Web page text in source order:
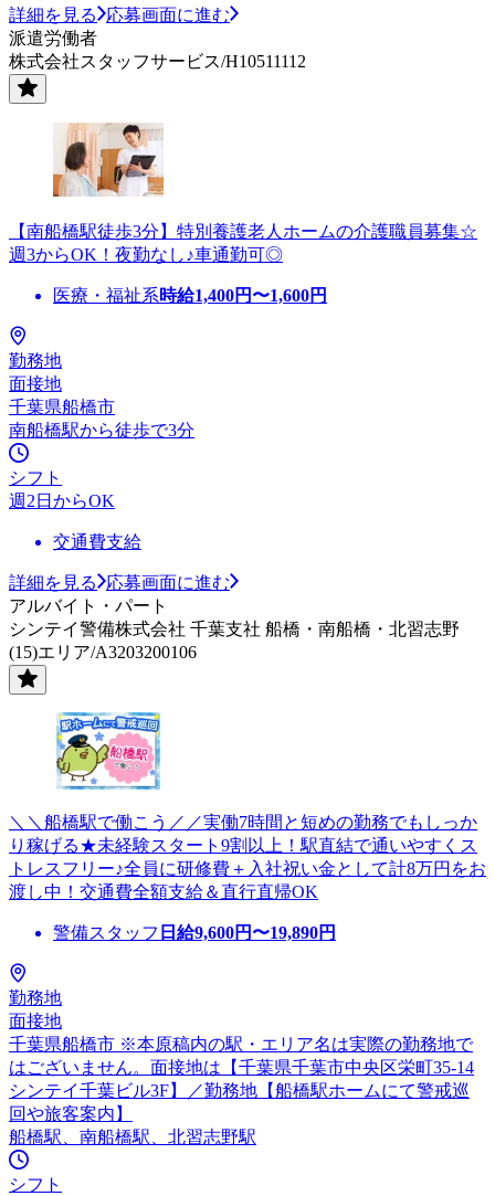
詳細を見る
応募画面に進む
派遣労働者
株式会社スタッフサービス/H10511112
【南船橋駅徒歩3分】特別養護老人ホームの介護職員募集☆
週3からOK！夜勤なし♪車通勤可◎
医療・福祉系時給1,400円〜1,600円
勤務地
面接地
千葉県船橋市
南船橋駅から徒歩で3分
シフト
週2日からOK
交通費支給
詳細を見る
応募画面に進む
アルバイト・パート
シンテイ警備株式会社 千葉支社 船橋・南船橋・北習志野
(15)エリア/A3203200106
＼＼船橋駅で働こう／／実働7時間と短めの勤務でもしっか
り稼げる★未経験スタート9割以上！駅直結で通いやすくス
トレスフリー♪全員に研修費＋入社祝い金として計8万円をお
渡し中！交通費全額支給＆直行直帰OK
警備スタッフ 日給9,600円〜19,890円
勤務地
面接地
千葉県船橋市 ※本原稿内の駅・エリア名は実際の勤務地で
はございません。面接地は【千葉県千葉市中央区栄町35-14
シンテイ千葉ビル3F】／勤務地【船橋駅ホームにて警戒巡
回や旅客案内】
船橋駅、南船橋駅、北習志野駅
シフト